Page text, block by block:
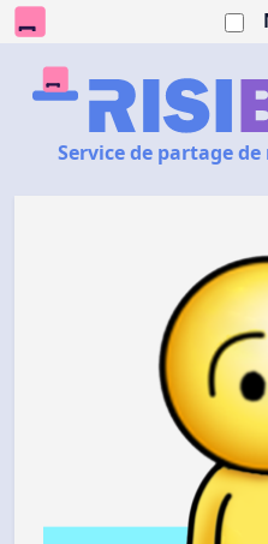
Service de partage